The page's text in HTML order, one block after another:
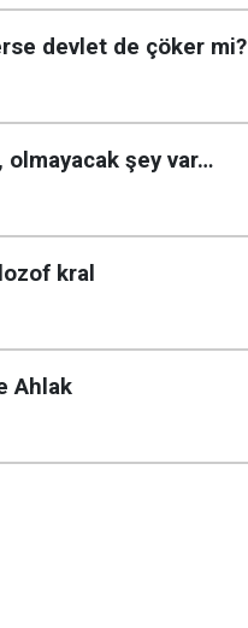
devlet de çöker mi?
olmayacak şey var…
kral
Ahlak